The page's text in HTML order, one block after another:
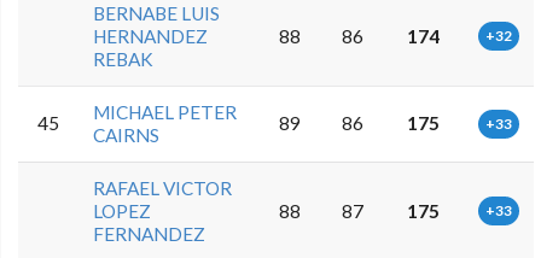
BERNABE LUIS
HERNANDEZ
REBAK
88 86 174 +32
45
MICHAEL PETER
CAIRNS
89 86 175 +33
RAFAEL VICTOR
LOPEZ
FERNANDEZ
88 87 175 +33